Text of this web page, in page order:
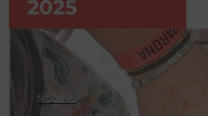
Notizie